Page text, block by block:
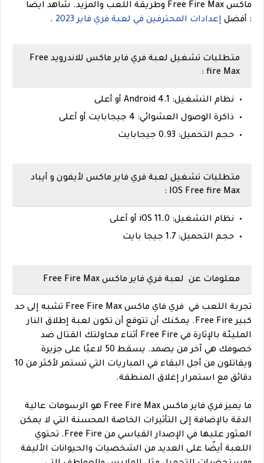
ماكس Free Fire Max وطريقة اللعب والمزيد. شاهد ايضا
: أفضل إعدادات المحترفين في لعبة فري فاير 2023 .
متطلبات تشغيل لعبة فري فاير ماكس للاندرويد Free
fire Max :
نظام التشغيل: Android 4.1 أو أعلى
ذاكرة الوصول العشوائي: 4 جيجابايت أو أعلى
حجم التحميل: 0.93 جيجابايت
متطلبات تشغيل لعبة فري فاير ماكس لأيفون و أيباد
IOS Free fire Max :
نظام التشغيل: iOS 11.0 أو أعلى
حجم التحميل: 1.7 جيجا بايت
معلومات عن لعبة فري فاير ماكس Free Fire Max
تجربة اللعب في فري فاي ماكس Free Fire Max تشبه إلى حد
كبير Free Fire. يمكنك أن تتوقع أن تكون لعبة إطلاق النار
المليئة بالإثارة في Free Fire أثناء محاولتك القتال ضد
خصومك هي آخر من يصمد. يسقط 50 لاعبًا على جزيرة
ويقاتلون من أجل البقاء في المباريات التي تستمر لأكثر من 10
دقائق مع استمرار إغلاق المنطقة.
ما يميز فري فاير ماكس Free Fire Max هو الرسومات عالية
الدقة بالإضافة إلى التأثيرات الخاصة المحسنة التي لا يمكن
العثور عليها في الإصدار القياسي من Free Fire. تحتوي
اللعبة أيضًا على العديد من الشخصيات والحيوانات الأليفة